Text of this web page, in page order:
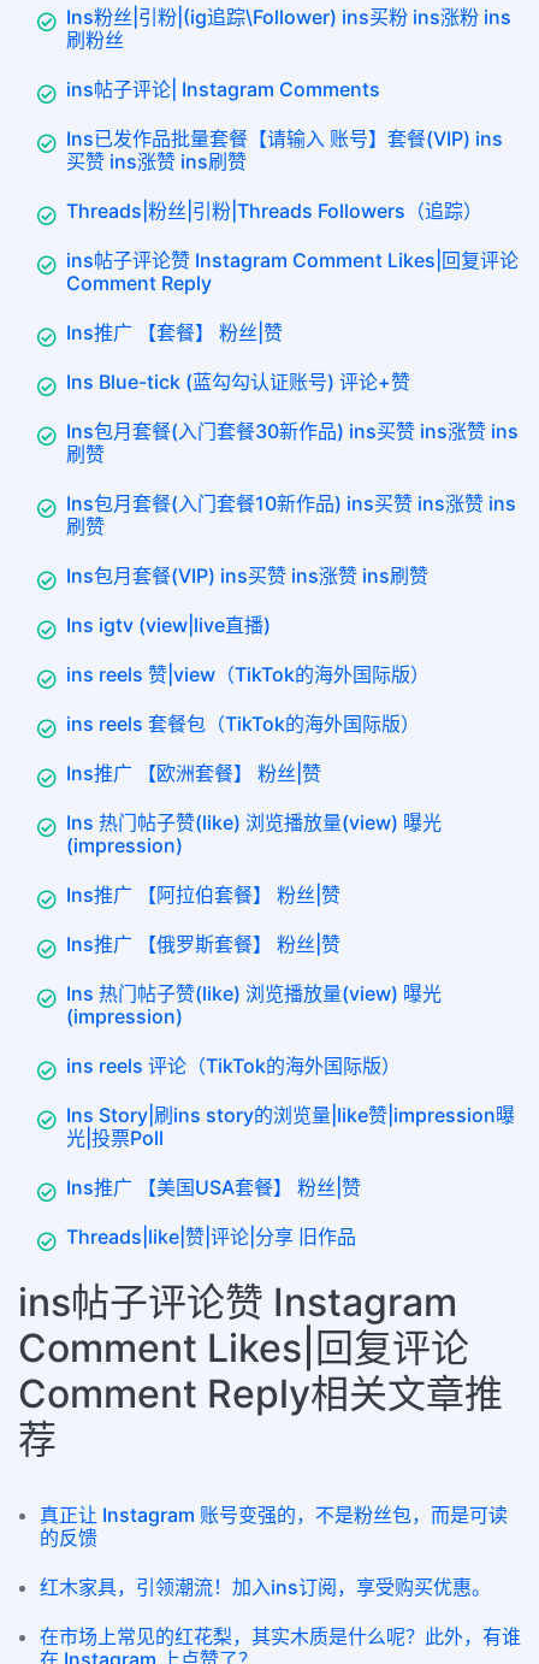
Ins粉丝|引粉|(ig追踪\Follower) ins买粉 ins涨粉 ins
刷粉丝
ins帖子评论| Instagram Comments
Ins已发作品批量套餐【请输入 账号】套餐(VIP) ins
买赞 ins涨赞 ins刷赞
Threads|粉丝|引粉|Threads Followers（追踪）
ins帖子评论赞 Instagram Comment Likes|回复评论
Comment Reply
Ins推广 【套餐】 粉丝|赞
Ins Blue-tick (蓝勾勾认证账号) 评论+赞
Ins包月套餐(入门套餐30新作品) ins买赞 ins涨赞 ins
刷赞
Ins包月套餐(入门套餐10新作品) ins买赞 ins涨赞 ins
刷赞
Ins包月套餐(VIP) ins买赞 ins涨赞 ins刷赞
Ins igtv (view|live直播)
ins reels 赞|view（TikTok的海外国际版）
ins reels 套餐包（TikTok的海外国际版）
Ins推广 【欧洲套餐】 粉丝|赞
Ins 热门帖子赞(like) 浏览播放量(view) 曝光
(impression)
Ins推广 【阿拉伯套餐】 粉丝|赞
Ins推广 【俄罗斯套餐】 粉丝|赞
Ins 热门帖子赞(like) 浏览播放量(view) 曝光
(impression)
ins reels 评论（TikTok的海外国际版）
Ins Story|刷ins story的浏览量|like赞|impression曝
光|投票Poll
Ins推广 【美国USA套餐】 粉丝|赞
Threads|like|赞|评论|分享 旧作品
ins帖子评论赞 Instagram
Comment Likes|回复评论
Comment Reply相关文章推
荐
真正让 Instagram 账号变强的，不是粉丝包，而是可读
的反馈
红木家具，引领潮流！加入ins订阅，享受购买优惠。
在市场上常见的红花梨，其实木质是什么呢？此外，有谁